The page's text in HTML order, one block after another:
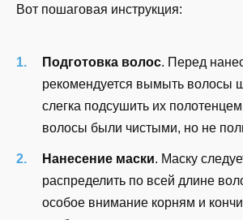
Вот пошаговая инструкция:
Подготовка волос. Перед
рекомендуется вымыть волосы
слегка подсушить их
волосы были чистыми, но не
Нанесение маски. Маску
распределить по всей длине
особое внимание корням и